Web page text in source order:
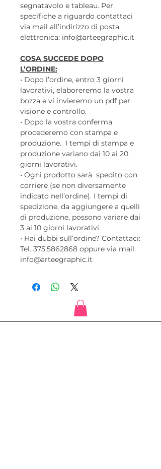
segnatavolo e tableau. Per
specifiche a riguardo contattaci
via mail all’indirizzo di posta
elettronica: info@arteegraphic.it
COSA SUCCEDE DOPO
L’ORDINE:
• Dopo l’ordine, entro 3 giorni
lavorativi, elaboreremo la vostra
bozza e vi invieremo un pdf per
visione e controllo.
• Dopo la vostra conferma
procederemo con stampa e
produzione. I tempi di stampa e
produzione variano dai 10 ai 20
giorni lavorativi.
• Ogni prodotto sarà spedito con
corriere (se non diversamente
indicato nell’ordine). I tempi di
spedizione, da aggiungere a quelli
di produzione, possono variare dai
3 ai 10 giorni lavorativi.
• Hai dubbi sull’ordine? Contattaci:
Tel. 375.5862868 oppure via mail:
info@arteegraphic.it